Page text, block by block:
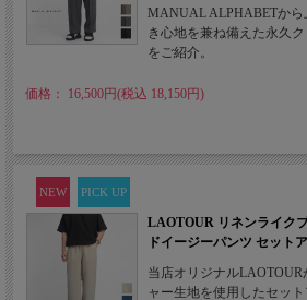
MANUAL ALPHABETか
き心地を兼ね備えた永久
をご紹介。
価格： 16,500円(税込 18,150円)
NEW PICK UP
LAOTOUR リネンライク
ドイージーパンツ セット
当店オリジナル
ャー生地を使用したセッ